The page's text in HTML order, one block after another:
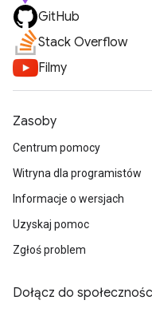
GitHub
Stack Overflow
Filmy
Zasoby
Centrum pomocy
Witryna dla programistów
Informacje o wersjach
Uzyskaj pomoc
Zgłoś problem
Dołącz do